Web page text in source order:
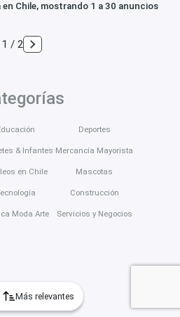
Más relevantes
Chile, mostrando 1 a 30 anuncios
1 / 2
& Infantes
en Chile
Moda Arte
Deportes
Mercancía Mayorista
Mascotas
Construcción
Servicios y Negocios